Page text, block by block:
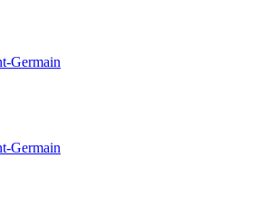
Germain
Germain